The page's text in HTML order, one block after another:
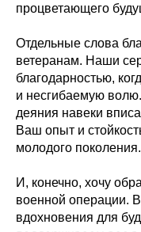
процветающего
Отдельные слова
ветеранам. Наши
благодарностью,
и несгибаемую
деяния навеки
Ваш опыт и
молодого поколения.
И, конечно, хочу
военной операции.
вдохновения для